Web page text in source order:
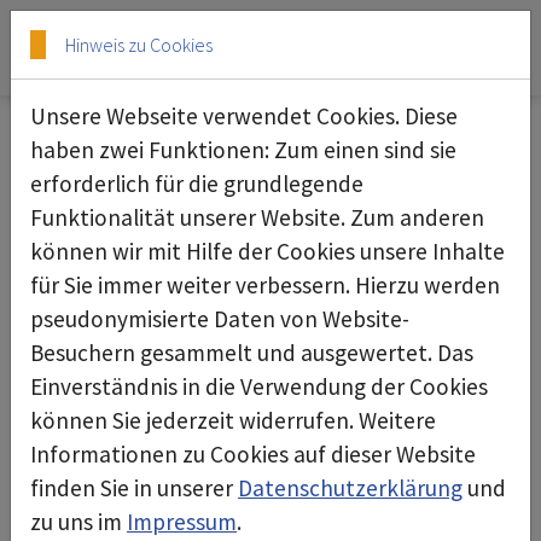
Skip to main content
Skip to page footer
17.10.2024
Hinweis zu Cookies
Unsere Webseite verwendet Cookies. Diese
haben zwei Funktionen: Zum einen sind sie
erforderlich für die grundlegende
Funktionalität unserer Website. Zum anderen
können wir mit Hilfe der Cookies unsere Inhalte
für Sie immer weiter verbessern. Hierzu werden
pseudonymisierte Daten von Website-
Besuchern gesammelt und ausgewertet. Das
Einverständnis in die Verwendung der Cookies
können Sie jederzeit widerrufen. Weitere
Informationen zu Cookies auf dieser Website
finden Sie in unserer Datenschutzerklärung und
zu uns im Impressum.